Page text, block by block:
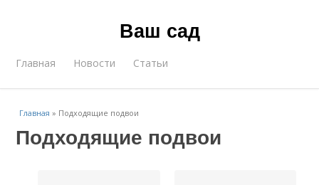
Ваш сад
Главная Новости Статьи
Главная » Подходящие подвои
Подходящие подвои